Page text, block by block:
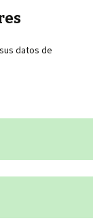
datos de